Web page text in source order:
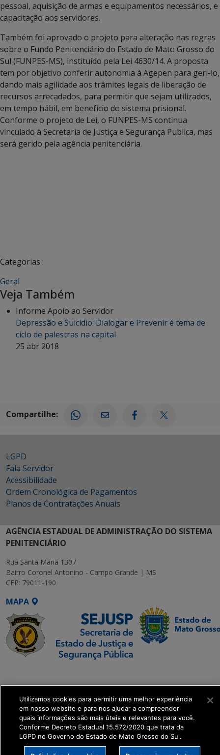
pessoal, aquisição de armas e equipamentos necessários, e
capacitação aos servidores.
Também foi aprovado o projeto para alteração nas regras
sobre o Fundo Penitenciário do Estado de Mato Grosso do
Sul (FUNPES-MS), instituído pela Lei 4630/14. A proposta
tem por objetivo conferir autonomia à Agepen para geri-lo,
dando mais agilidade aos trâmites legais de liberação de
recursos arrecadados, para permitir que sejam utilizados,
em tempo hábil, em benefício do sistema prisional.
Conforme o projeto de Lei, o FUNPES-MS continua
vinculado à Secretaria de Justiça e Segurança Publica, mas
será gerido pela agência penitenciária.
Categorias :
Geral
Veja Também
Informe Apoio ao Servidor
Depressão e Suicídio: Dialogar e Prevenir é tema de
ciclo de palestras na capital
25 abr 2018
Compartilhe:
LGPD
Fala Servidor
Acessibilidade
Ordem Cronológica de Pagamentos
Planos de Contratações Anuais
AGÊNCIA ESTADUAL DE ADMINISTRAÇÃO DO SISTEMA
PENITENCIÁRIO
Rua Santa Maria 1307
Bairro Coronel Antonino - Campo Grande | MS
CEP: 79011-190
MAPA
Executiva de
Transformação Digital
get_footer();
Utilizamos cookies para permitir uma melhor experiência
em nosso website e para nos ajudar a compreender
quais informações são mais úteis e relevantes para você.
Conforme Decreto Estadual 15.572/2020 que trata da
LGPD no Governo do Estado de Mato Grosso do Sul.